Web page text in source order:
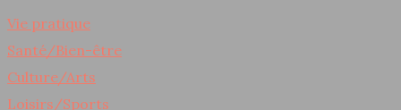
Vie pratique
Santé/Bien-être
Culture/Arts
Loisirs/Sports